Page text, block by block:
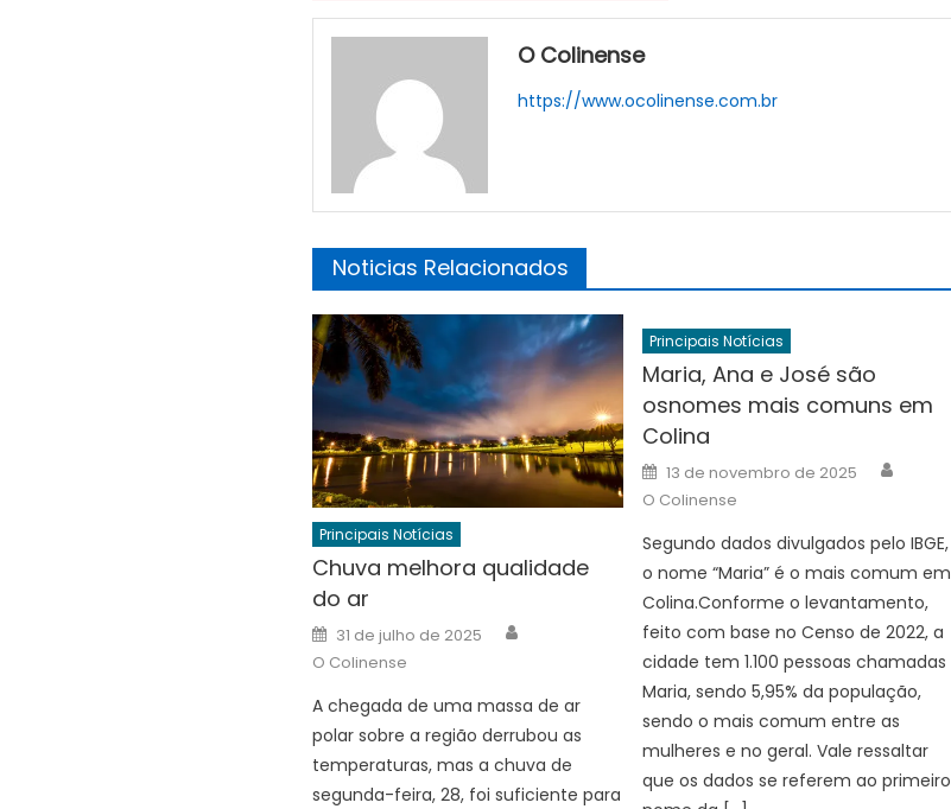
O Colinense
https://www.ocolinense.com.br
Noticias Relacionados
Principais Notícias
Chuva melhora qualidade
do ar
Posted
on
31 de julho de 2025
O Colinense
A chegada de uma massa de ar
polar sobre a região derrubou as
temperaturas, mas a chuva de
segunda-feira, 28, foi suficiente para
Principais Notícias
Maria, Ana e José são
osnomes mais comuns em
Colina
Posted
on
13 de novembro de 2025
O Colinense
Segundo dados divulgados pelo IBGE,
o nome “Maria” é o mais comum em
Colina.Conforme o levantamento,
feito com base no Censo de 2022, a
cidade tem 1.100 pessoas chamadas
Maria, sendo 5,95% da população,
sendo o mais comum entre as
mulheres e no geral. Vale ressaltar
que os dados se referem ao primeiro